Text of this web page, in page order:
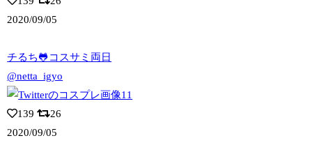
2020/09/05
チるち🐸コスサミ両日
@netta_igyo
139
26
2020/09/05